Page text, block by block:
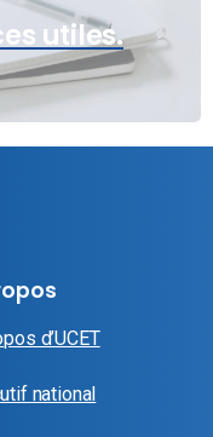
utiles.
d’UCET
national